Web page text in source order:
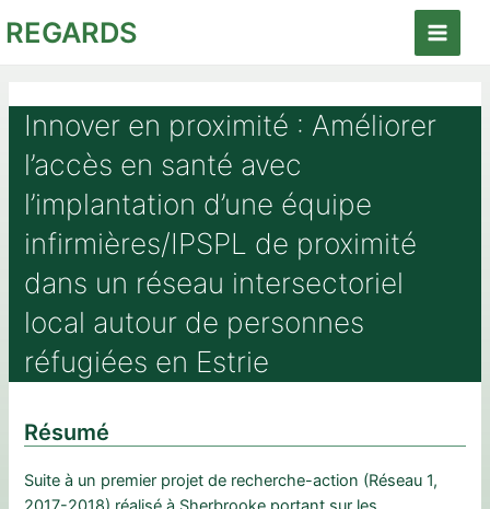
auREGARDS
Main
Innover en proximité : Améliorer
l’accès en santé avec
l’implantation d’une équipe
infirmières/IPSPL de proximité
dans un réseau intersectoriel
local autour de personnes
réfugiées en Estrie
Résumé
Suite à un premier projet de recherche-action (Réseau 1,